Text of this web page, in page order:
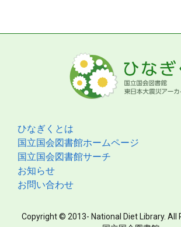
ひなぎくとは
国立国会図書館ホームページ
国立国会図書館サーチ
お知らせ
お問い合わせ
Copyright © 2013- National Diet Library. All